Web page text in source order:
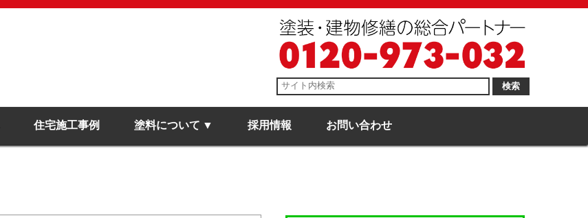
検索
住宅施工事例 塗料について 採用情報 お問い合わせ